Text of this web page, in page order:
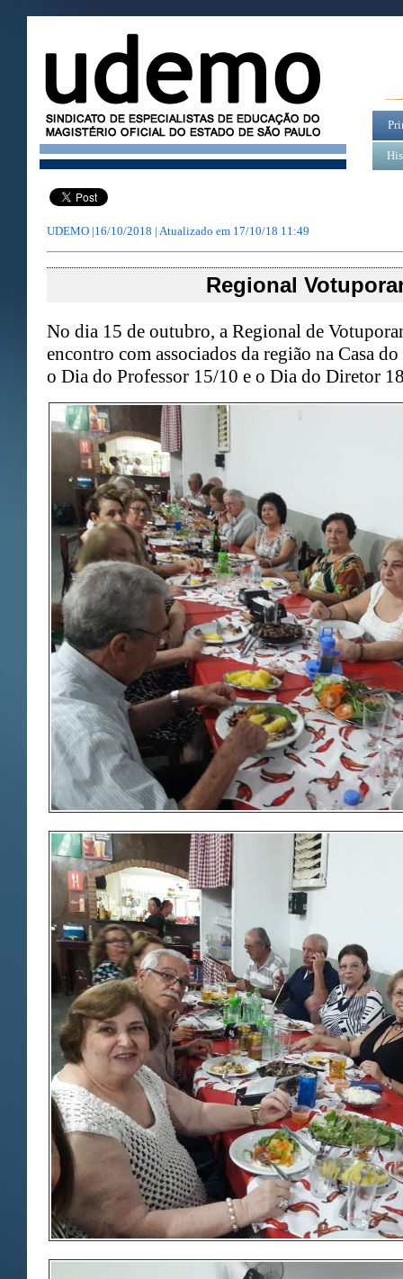
UDEMO |16/10/2018 | Atualizado em 17/10/18 11:49
Regional
No dia 15 de outubro, a Regional de
encontro com associados da região na Casa
o Dia do Professor 15/10 e o Dia do Diretor